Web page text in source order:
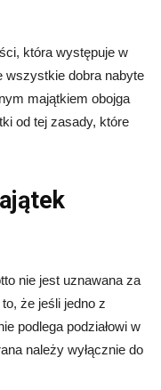
która występuje w
wszystkie dobra nabyte
majątkiem obojga
od tej zasady, które
nie jest uznawana za
że jeśli jedno z
podlega podziałowi w
należy wyłącznie do